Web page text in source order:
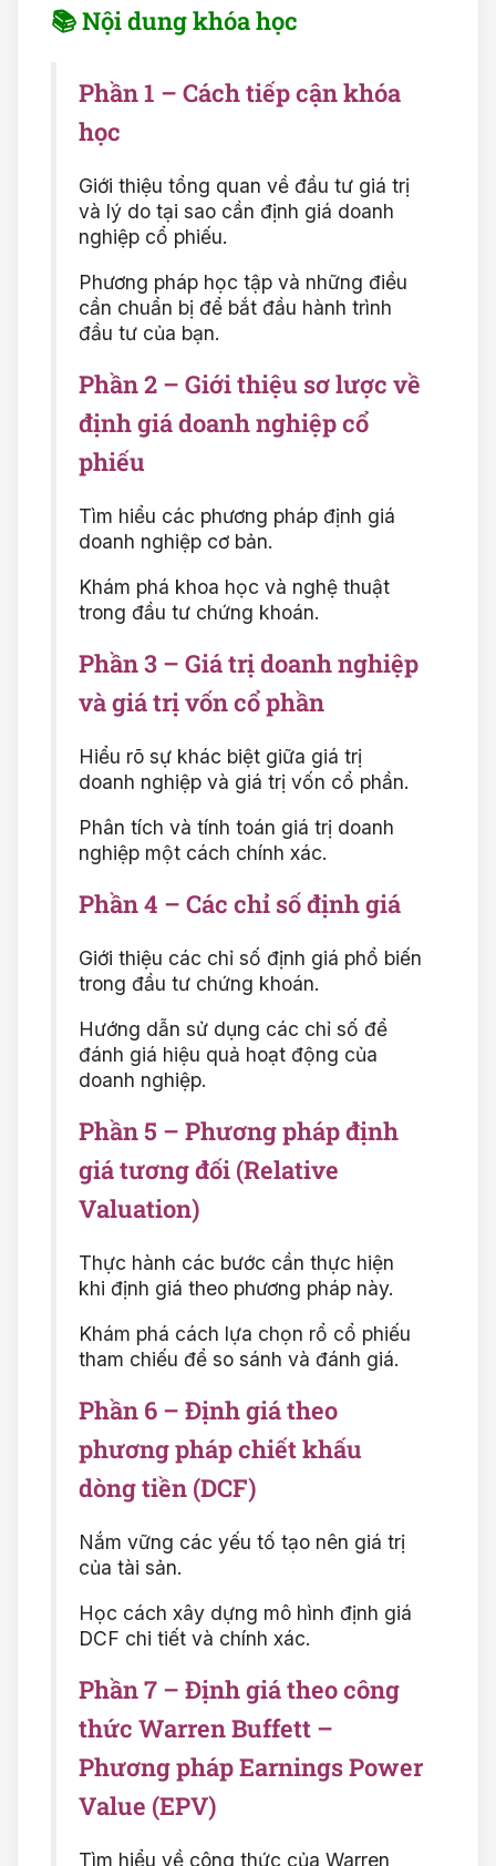
📚 Nội dung khóa học
Phần 1 – Cách tiếp cận khóa
học
Giới thiệu tổng quan về đầu tư giá trị
và lý do tại sao cần định giá doanh
nghiệp cổ phiếu.
Phương pháp học tập và những điều
cần chuẩn bị để bắt đầu hành trình
đầu tư của bạn.
Phần 2 – Giới thiệu sơ lược về
định giá doanh nghiệp cổ
phiếu
Tìm hiểu các phương pháp định giá
doanh nghiệp cơ bản.
Khám phá khoa học và nghệ thuật
trong đầu tư chứng khoán.
Phần 3 – Giá trị doanh nghiệp
và giá trị vốn cổ phần
Hiểu rõ sự khác biệt giữa giá trị
doanh nghiệp và giá trị vốn cổ phần.
Phân tích và tính toán giá trị doanh
nghiệp một cách chính xác.
Phần 4 – Các chỉ số định giá
Giới thiệu các chỉ số định giá phổ biến
trong đầu tư chứng khoán.
Hướng dẫn sử dụng các chỉ số để
đánh giá hiệu quả hoạt động của
doanh nghiệp.
Phần 5 – Phương pháp định
giá tương đối (Relative
Valuation)
Thực hành các bước cần thực hiện
khi định giá theo phương pháp này.
Khám phá cách lựa chọn rổ cổ phiếu
tham chiếu để so sánh và đánh giá.
Phần 6 – Định giá theo
phương pháp chiết khấu
dòng tiền (DCF)
Nắm vững các yếu tố tạo nên giá trị
của tài sản.
Học cách xây dựng mô hình định giá
DCF chi tiết và chính xác.
Phần 7 – Định giá theo công
thức Warren Buffett –
Phương pháp Earnings Power
Value (EPV)
Tìm hiểu về công thức của Warren